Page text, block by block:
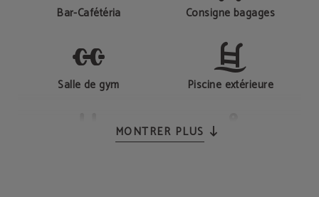
Bar-Cafétéria Consigne bagages
Salle de gym Piscine extérieure
MONTRER PLUS